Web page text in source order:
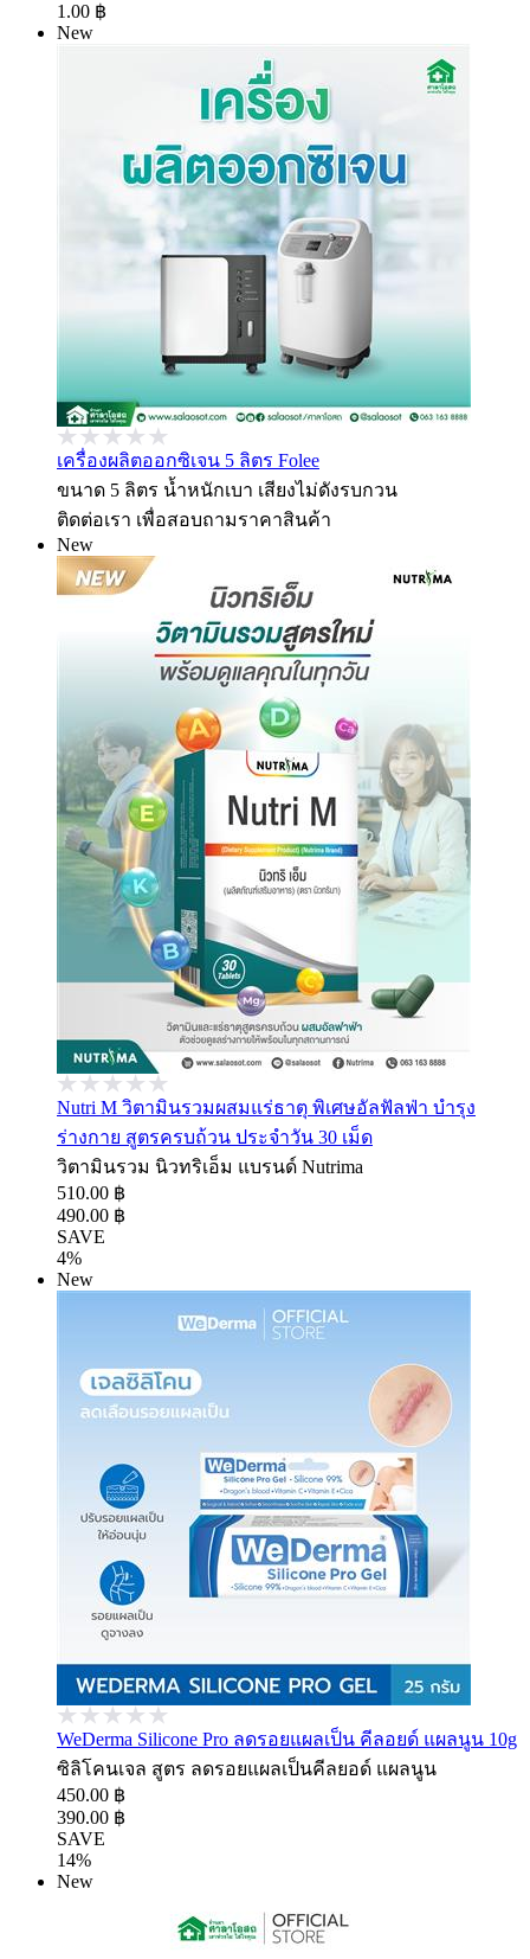
1.00 ฿
New
เครื่องผลิตออกซิเจน 5 ลิตร Folee
ขนาด 5 ลิตร น้ำหนักเบา เสียงไม่ดังรบกวน
ติดต่อเรา เพื่อสอบถามราคาสินค้า
New
Nutri M วิตามินรวมผสมแร่ธาตุ พิเศษอัลฟัลฟ่า บำรุง
ร่างกาย สูตรครบถ้วน ประจำวัน 30 เม็ด
วิตามินรวม นิวทริเอ็ม แบรนด์ Nutrima
510.00 ฿
490.00 ฿
SAVE
4%
New
WeDerma Silicone Pro ลดรอยแผลเป็น คีลอยด์ แผลนูน 10g
ซิลิโคนเจล สูตร ลดรอยแผลเป็นคีลยอด์ แผลนูน
450.00 ฿
390.00 ฿
SAVE
14%
New